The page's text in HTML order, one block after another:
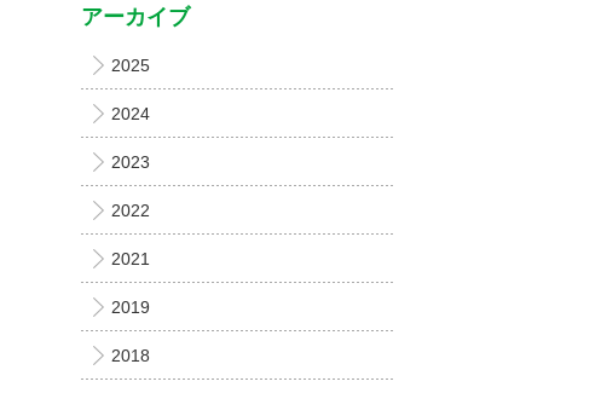
アーカイブ
2025
2024
2023
2022
2021
2019
2018